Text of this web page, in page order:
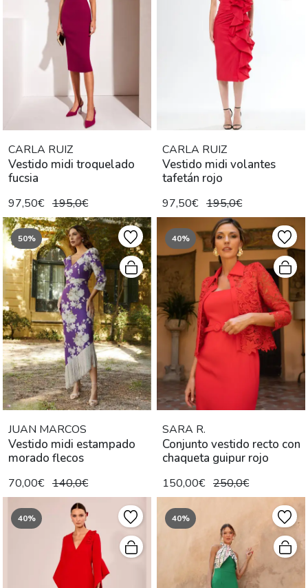
CARLA RUIZ
Vestido midi troquelado
fucsia
97,50€ 195,0€
CARLA RUIZ
Vestido midi volantes
tafetán rojo
97,50€ 195,0€
50%
JUAN MARCOS
Vestido midi estampado
morado flecos
70,00€ 140,0€
40%
SARA R.
Conjunto vestido recto con
chaqueta guipur rojo
150,00€ 250,0€
40% 40%